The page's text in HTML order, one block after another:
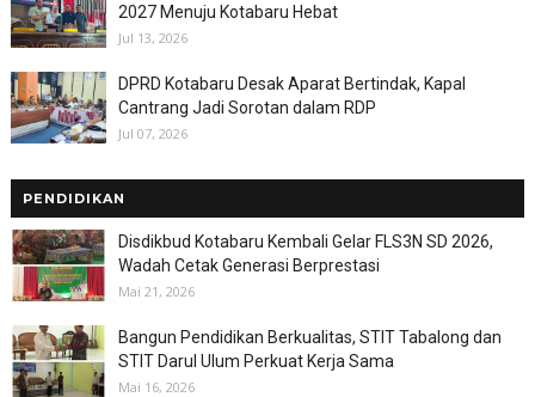
2027 Menuju Kotabaru Hebat
Jul 13, 2026
DPRD Kotabaru Desak Aparat Bertindak, Kapal
Cantrang Jadi Sorotan dalam RDP
Jul 07, 2026
PENDIDIKAN
Disdikbud Kotabaru Kembali Gelar FLS3N SD 2026,
Wadah Cetak Generasi Berprestasi
Mai 21, 2026
Bangun Pendidikan Berkualitas, STIT Tabalong dan
STIT Darul Ulum Perkuat Kerja Sama
Mai 16, 2026